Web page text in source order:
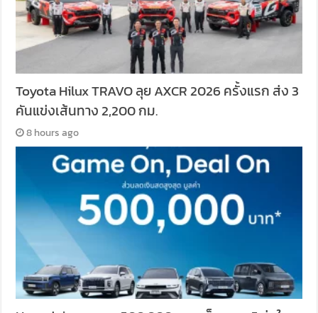
Toyota Hilux TRAVO ลุย AXCR 2026 ครั้งแรก ส่ง 3
คันแข่งเส้นทาง 2,200 กม.
8 hours ago